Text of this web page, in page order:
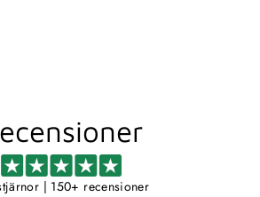
| 150+ recensioner